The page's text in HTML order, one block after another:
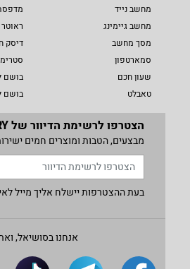
מחשב נייד
מחשב גיימינג
מסך מחשב
סמארטפון
שעון חכם
טאבלט
ראוטר
דיסק
בושם
בושם
הצטרפו לרשימת הדיוור של IVORY
מבצעים, הטבות ומוצרים חמים
בעת ההצטרפות יישלח אליך מייל
אנחנו בסושיאל,